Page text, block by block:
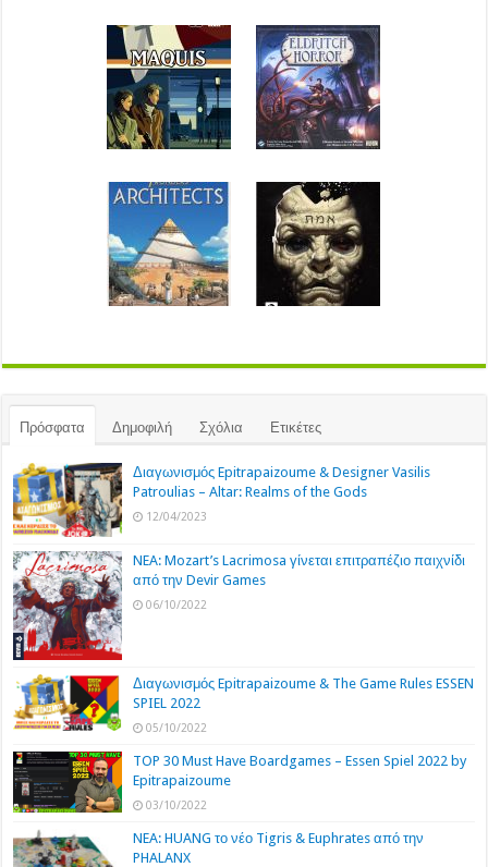
Πρόσφατα Δημοφιλή Σχόλια Ετικέτες
Διαγωνισμός Epitrapaizoume & Designer Vasilis
Patroulias – Altar: Realms of the Gods
12/04/2023
NEA: Mozart’s Lacrimosa γίνεται επιτραπέζιο παιχνίδι
από την Devir Games
06/10/2022
Διαγωνισμός Epitrapaizoume & The Game Rules ESSEN
SPIEL 2022
05/10/2022
TOP 30 Must Have Boardgames – Essen Spiel 2022 by
Epitrapaizoume
03/10/2022
NEA: HUANG το νέο Tigris & Euphrates από την
PHALANX